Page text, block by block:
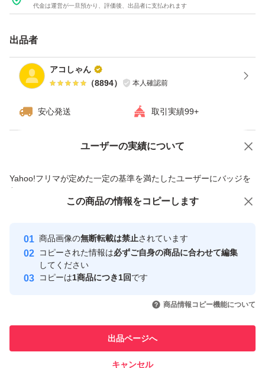
代金は運営が一旦預かり、評価後、出品者に支払われます
出品者
アコしゃん
（8894） 本人確認前
安心発送 取引実績99+
ユーザーの実績について
Yahoo!フリマが定めた一定の基準を満たしたユーザーにバッジを
付与しています
安心取引出品者
心・安全なユーザーです
取引実績
引を完了させた実績があります
での取引実績があります
価格の相談 商品への質問
この商品の情報をコピーします
商品画像の無断転載は禁止されています
コピーされた情報は必ずご自身の商品に合わせて編集
してください
コピーは1商品につき1回です
商品情報コピー機能について
出品ページへ
キャンセル
この商品をみている人にオススメ